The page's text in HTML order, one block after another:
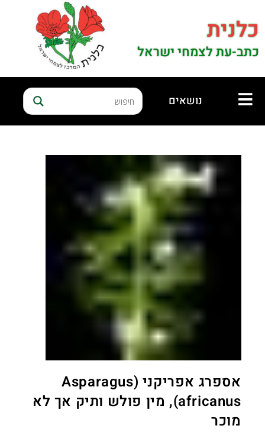
כלנית
כתב-עת לצמחי ישראל
נושאים
אספרג אפריקני (Asparagus
africanus), מין פולש ותיק אך לא
מוכר